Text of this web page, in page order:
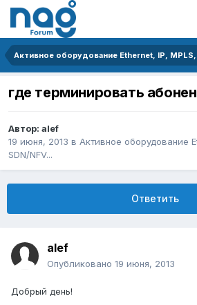
где терминировать
Автор: alef
19 июня, 2013 в Активное оборудование
SDN/NFV...
Ответить
alef
Опубликовано 19 июня, 2013
Добрый день!